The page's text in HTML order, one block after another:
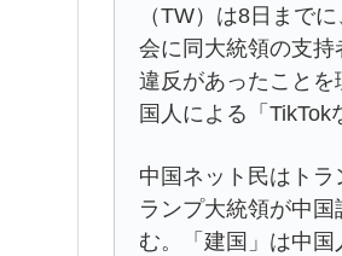
（TW）は8日まで
会に同大統領の支
違反があったこと
国人による「
中国ネット民はト
ランプ大統領が中
む。「建国」は中